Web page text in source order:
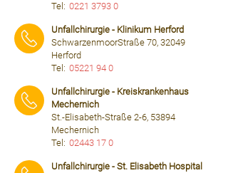
Tel: 0221 3793 0
Unfallchirurgie - Klinikum Herford
SchwarzenmoorStraße 70, 32049
Herford
Tel: 05221 94 0
Unfallchirurgie - Kreiskrankenhaus
Mechernich
St.-Elisabeth-Straße 2-6, 53894
Mechernich
Tel: 02443 17 0
Unfallchirurgie - St. Elisabeth Hospital